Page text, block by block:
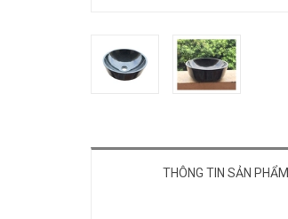
THÔNG TIN SẢN PHẨM